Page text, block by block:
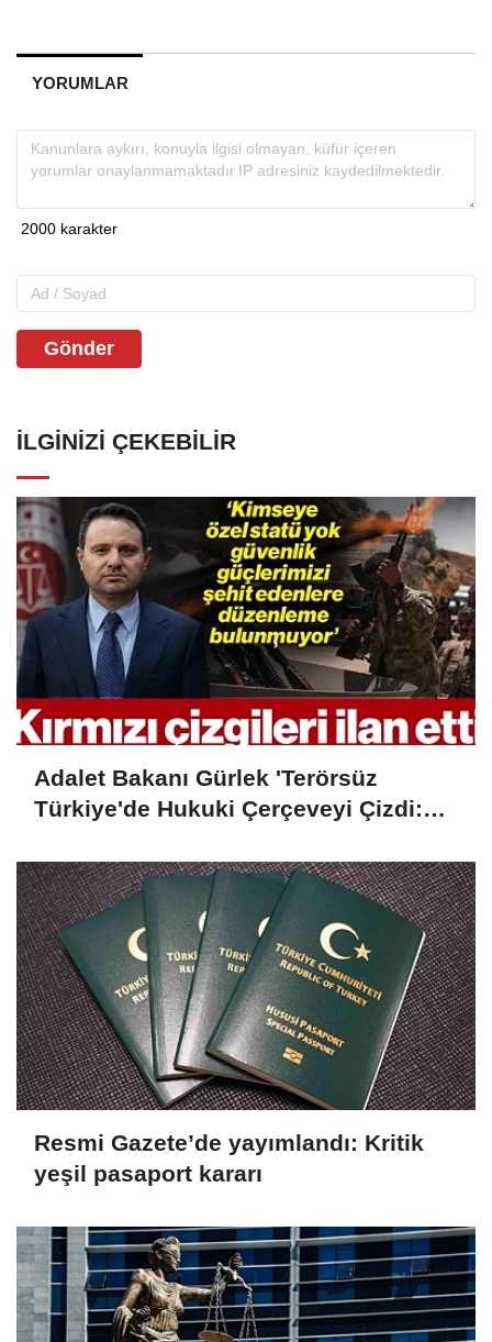
YORUMLAR
Gönder
İLGINIZI ÇEKEBILIR
Adalet Bakanı Gürlek 'Terörsüz
Türkiye'de Hukuki Çerçeveyi Çizdi:
Resmi Gazete’de yayımlandı: Kritik
yeşil pasaport kararı